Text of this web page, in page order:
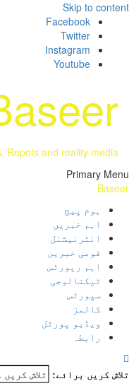
Skip to
Facebook
Twitter
Instagram
Youtube
Repots and reality
Primary
ہوم پیج
اہم خبریں
انٹرنیشنل
قومی خبریں
اہم رپورٹس
ٹیکنالوجی
سپورٹس
کالمز
ویڈیو پورٹل
رابطہ
برائے: